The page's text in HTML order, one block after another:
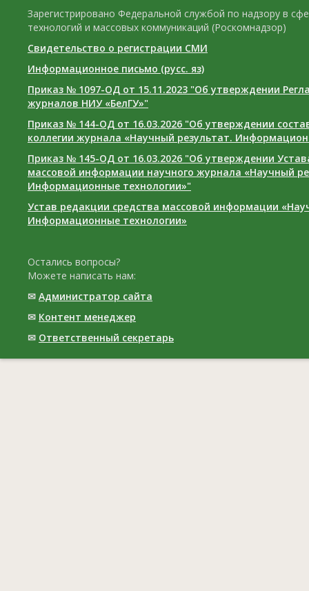
Зарегистрировано Федеральной службой по надзору в
технологий и массовых коммуникаций (Роскомнадзор)
Свидетельство о регистрации СМИ
Информационное письмо (русс. яз)
Приказ № 1097-ОД от 15.11.2023 "Об утверждении
журналов НИУ «БелГУ»"
Приказ № 144-ОД от 16.03.2026 "Об утверждении
коллегии журнала «Научный результат.
Приказ № 145-ОД от 16.03.2026 "Об утверждении
массовой информации научного журнала «Научный
Информационные технологии»"
Устав редакции средства массовой информации
Информационные технологии»
Остались вопросы?
Можете написать нам:
✉ Администратор сайта
✉ Контент менеджер
✉ Ответственный cекретарь